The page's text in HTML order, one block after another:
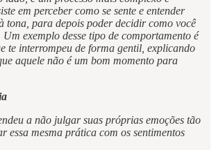
em perceber como se sente e entender
tona, para depois poder decidir como você
Um exemplo desse tipo de comportamento é
te interrompeu de forma gentil, explicando
aquele não é um bom momento para
a não julgar suas próprias emoções tão
essa mesma prática com os sentimentos